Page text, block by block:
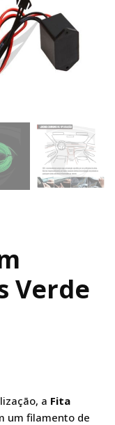
Verde
a Fita
um filamento de